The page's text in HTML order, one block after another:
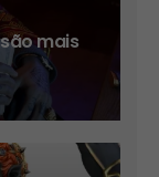
mais